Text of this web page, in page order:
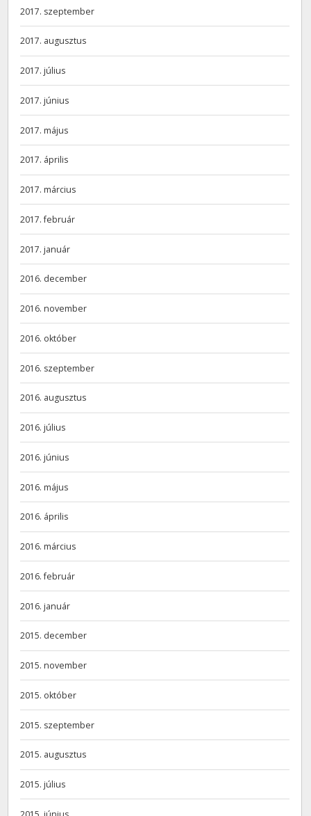
2017. szeptember
2017. augusztus
2017. július
2017. június
2017. május
2017. április
2017. március
2017. február
2017. január
2016. december
2016. november
2016. október
2016. szeptember
2016. augusztus
2016. július
2016. június
2016. május
2016. április
2016. március
2016. február
2016. január
2015. december
2015. november
2015. október
2015. szeptember
2015. augusztus
2015. július